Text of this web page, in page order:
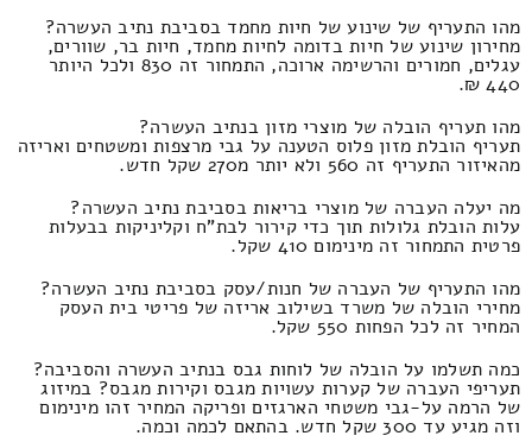
מהו התעריף של שינוע של חיות מחמד בסביבת נתיב העשרה?
מחירון שינוע של חיות בדומה לחיות מחמד, חיות בר, שוורים,
עגלים, חמורים והרשימה ארוכה, התמחור זה 830 ולכל היותר
440 ₪.
מהו תעריף הובלה של מוצרי מזון בנתיב העשרה?
תעריף הובלת מזון פלוס הטענה על גבי מרצפות ומשטחים ואריזה
מהאיזור התעריף זה 560 ולא יותר מ270 שקל חדש.
מה יעלה העברה של מוצרי בריאות בסביבת נתיב העשרה?
עלות הובלת גלולות תוך כדי קירור לבת"ח וקליניקות בבעלות
פרטית התמחור זה מינימום 410 שקל.
מהו התעריף של העברה של חנות/עסק בסביבת נתיב העשרה?
מחירי הובלה של משרד בשילוב אריזה של פריטי בית העסק
המחיר זה לכל הפחות 550 שקל.
כמה תשלמו על הובלה של לוחות גבס בנתיב העשרה והסביבה?
תעריפי העברה של קערות עשויות מגבס וקירות מגבס? במיזוג
של הרמה על-גבי משטחי הארגזים ופריקה המחיר זהו מינימום
וזה מגיע עד 300 שקל חדש. בהתאם לכמה וכמה.